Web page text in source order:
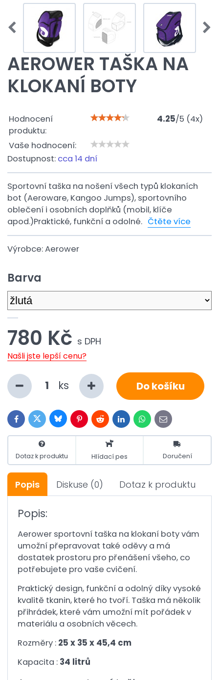
AEROWER TAŠKA NA
KLOKANÍ BOTY
Hodnocení
produktu:
4.25/5 (4x)
Vaše hodnocení:
Dostupnost: cca 14 dní
Sportovní taška na nošení všech typů klokaních
bot (Aeroware, Kangoo Jumps), sportovního
oblečení i osobních doplňků (mobil, klíče
apod.)Praktické, funkční a odolné. Čtěte více
Výrobce:Aerower
Barva
780 Kč s DPH
Našli jste lepší cenu?
ks Do košíku
FacebookTwitterBlueskyPinterestRedditLinkedInWhatsApp
E-
mail
Dotaz k produktu Hlídací pes Doručení
Popis Diskuse (0) Dotaz k produktu
Popis:
Aerower sportovní taška na klokaní boty vám
umožní přepravovat také oděvy a má
dostatek prostoru pro přenášení všeho, co
potřebujete pro vaše cvičení.
Praktický design, funkční a odolný díky vysoké
kvalitě tkanin, které ho tvoří. Taška má několik
přihrádek, které vám umožní mít pořádek v
materiálu a osobních věcech.
Rozměry : 25 x 35 x 45,4 cm
Kapacita : 34 litrů